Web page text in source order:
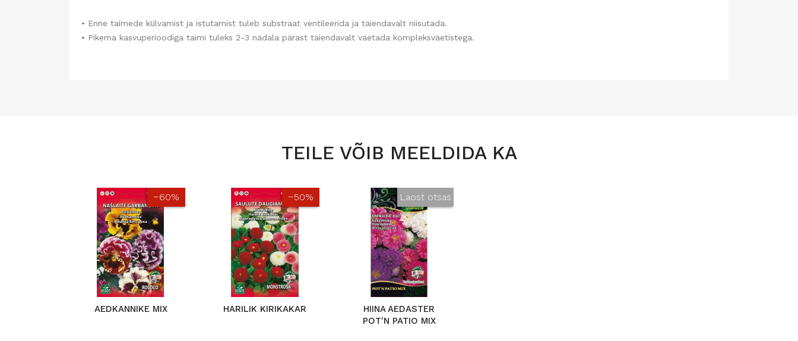
• Enne taimede külvamist ja istutamist tuleb substraat ventileerida ja täiendavalt niisutada.
• Pikema kasvuperioodiga taimi tuleks 2-3 nädala pärast täiendavalt väetada kompleksväetistega.
TEILE VÕIB MEELDIDA KA
−60%
AEDKANNIKE MIX
−50%
HARILIK KIRIKAKAR
Laost otsas
HIINA AEDASTER
POT'N PATIO MIX